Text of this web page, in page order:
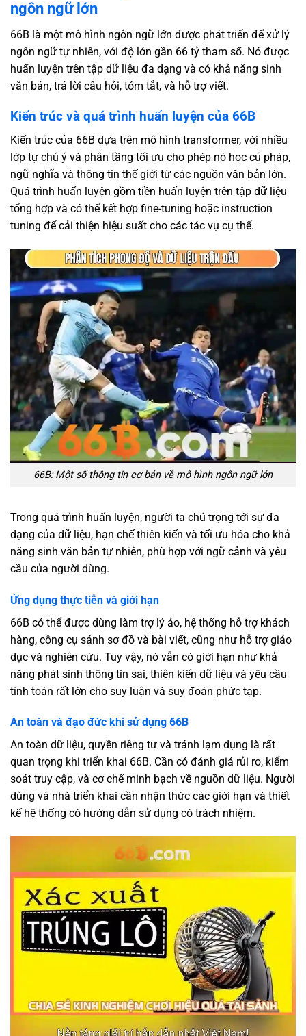
ngôn ngữ lớn
66B là một mô hình ngôn ngữ lớn được phát triển để xử lý
ngôn ngữ tự nhiên, với độ lớn gần 66 tỷ tham số. Nó được
huấn luyện trên tập dữ liệu đa dạng và có khả năng sinh
văn bản, trả lời câu hỏi, tóm tắt, và hỗ trợ viết.
Kiến trúc và quá trình huấn luyện của 66B
Kiến trúc của 66B dựa trên mô hình transformer, với nhiều
lớp tự chú ý và phân tầng tối ưu cho phép nó học cú pháp,
ngữ nghĩa và thông tin thế giới từ các nguồn văn bản lớn.
Quá trình huấn luyện gồm tiền huấn luyện trên tập dữ liệu
tổng hợp và có thể kết hợp fine-tuning hoặc instruction
tuning để cải thiện hiệu suất cho các tác vụ cụ thể.
66B: Một số thông tin cơ bản về mô hình ngôn ngữ lớn
Trong quá trình huấn luyện, người ta chú trọng tới sự đa
dạng của dữ liệu, hạn chế thiên kiến và tối ưu hóa cho khả
năng sinh văn bản tự nhiên, phù hợp với ngữ cảnh và yêu
cầu của người dùng.
Ứng dụng thực tiễn và giới hạn
66B có thể được dùng làm trợ lý ảo, hệ thống hỗ trợ khách
hàng, công cụ sánh sơ đồ và bài viết, cũng như hỗ trợ giáo
dục và nghiên cứu. Tuy vậy, nó vẫn có giới hạn như khả
năng phát sinh thông tin sai, thiên kiến dữ liệu và yêu cầu
tính toán rất lớn cho suy luận và suy đoán phức tạp.
An toàn và đạo đức khi sử dụng 66B
An toàn dữ liệu, quyền riêng tư và tránh lạm dụng là rất
quan trọng khi triển khai 66B. Cần có đánh giá rủi ro, kiểm
soát truy cập, và cơ chế minh bạch về nguồn dữ liệu. Người
dùng và nhà triển khai cần nhận thức các giới hạn và thiết
kế hệ thống có hướng dẫn sử dụng có trách nhiệm.